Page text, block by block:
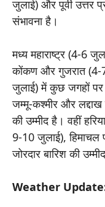
जुलाई) और पूर्वी उत्तर
संभावना है।
मध्य महाराष्ट्र (4-6
कोंकण और गुजरात (4-
जुलाई) में कुछ जगहों पर
जम्मू-कश्मीर और
की उम्मीद है। वहीं
9-10 जुलाई),
जोरदार बारिश की
Weather Update: